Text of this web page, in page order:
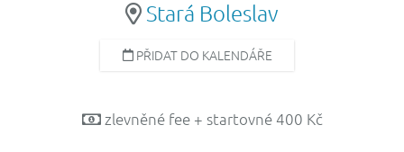
Stará Boleslav
PŘIDAT DO KALENDÁŘE
zlevněné fee + startovné 400 Kč